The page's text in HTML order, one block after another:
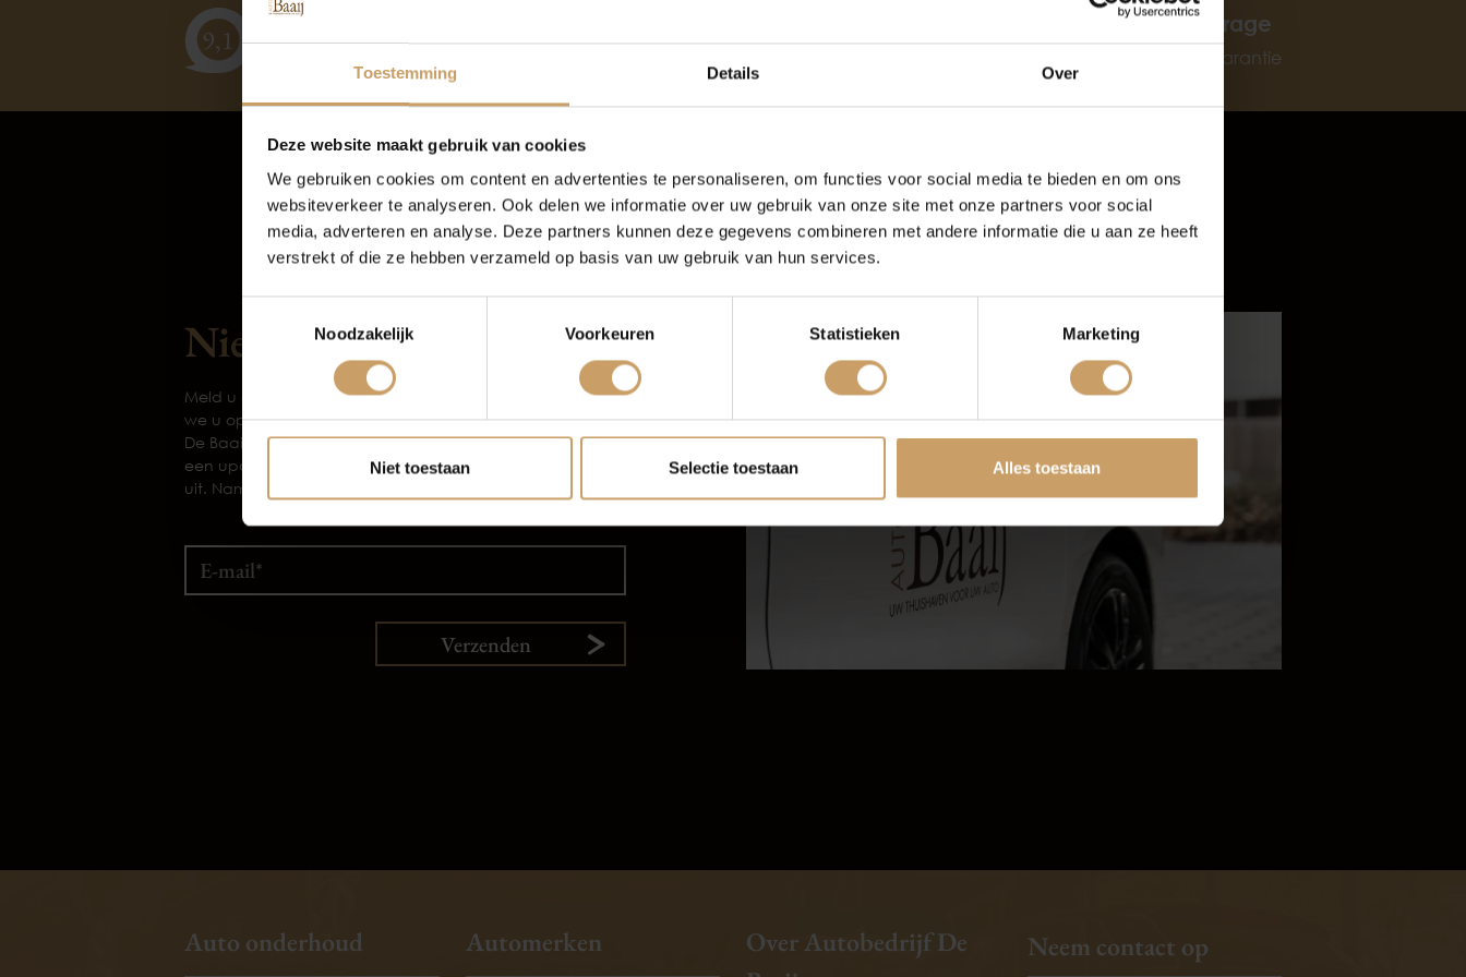
Toestemming Details Over
Deze website maakt gebruik van cookies
We gebruiken cookies om content en advertenties te personaliseren, om functies voor social media te bieden en om ons
websiteverkeer te analyseren. Ook delen we informatie over uw gebruik van onze site met onze partners voor social
media, adverteren en analyse. Deze partners kunnen deze gegevens combineren met andere informatie die u aan ze heeft
verstrekt of die ze hebben verzameld op basis van uw gebruik van hun services.
Noodzakelijk
Voorkeuren Statistieken Marketing
Niet toestaan Selectie toestaan Alles toestaan
9,1
klanten BOVAG garage
6 maanden garantie
Nieuwsbrief
Meld u aan voor onze nieuwsbrief. Via deze weg houden
we u op de hoogte van alle activiteiten van Autobedrijf
De Baaij. Maandelijks is er een nieuweblogen geven we
een update uit de werkplaats en lichten we een occasion
uit. Namens het hele team veel leesplezier!
Verzenden
Auto onderhoud Automerken
Over Autobedrijf De
Neem contact op
Autolease
Financiering
Autoverzekeringen
Verkoop
Over Autobedrijf De Baaij
Blogs
Contact
Afleverpakketten